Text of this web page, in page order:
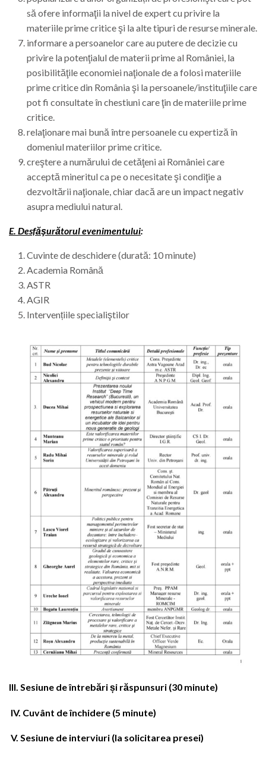
să ofere informaţii la nivel de expert cu privire la
materiile prime critice şi la alte tipuri de resurse minerale.
informare a persoanelor care au putere de decizie cu
privire la potenţialul de materii prime al României, la
posibilităţile economiei naţionale de a folosi materiile
prime critice din România şi la persoanele/instituţiile care
pot fi consultate în chestiuni care ţin de materiile prime
critice.
relaţionare mai bună între persoanele cu expertiză în
domeniul materiilor prime critice.
creştere a numărului de cetăţeni ai României care
acceptă mineritul ca pe o necesitate şi condiţie a
dezvoltării naţionale, chiar dacă are un impact negativ
asupra mediului natural.
E. Desfăşurătorul evenimentului:
Cuvinte de deschidere (durată: 10 minute)
Academia Română
ASTR
AGIR
Intervențiile specialiştilor
III. Sesiune de întrebări și răspunsuri (30 minute)
IV. Cuvânt de închidere (5 minute)
V. Sesiune de interviuri (la solicitarea presei)